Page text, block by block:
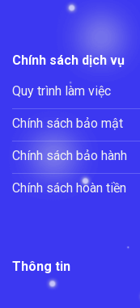
Chính sách dịch vụ
Quy trình làm việc
Chính sách bảo mật
Chính sách bảo hành
Chính sách hoàn tiền
Thông tin